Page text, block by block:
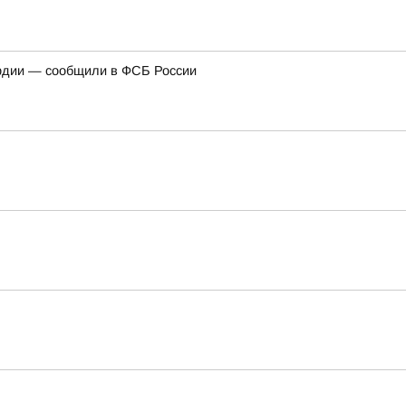
— сообщили в ФСБ России